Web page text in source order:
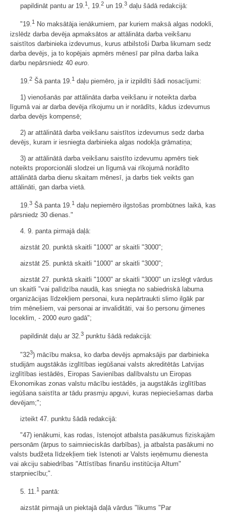
papildināt pantu ar 19.1 , 19.2 un 19.3 daļu šādā redakcijā:
"19.1
No maksātāja ienākumiem, par kuriem maksā algas nodokli,
izslēdz darba devēja apmaksātos ar attālināta darba veikšanu
saistītos darbinieka izdevumus, kurus atbilstoši Darba likumam sedz
darba devējs, ja to kopējais apmērs mēnesī par pilna darba laika
darbu nepārsniedz 40 euro
19. 2 Šā panta 19. 1 daļu piemēro, ja ir izpildīti šādi nosacījumi:
1) vienošanās par attālināta darba veikšanu ir noteikta darba
līgumā vai ar darba devēja rīkojumu un ir norādīts, kādus izdevumus
darba devējs kompensē;
2) ar attālinātā darba veikšanu saistītos izdevumus sedz darba
devējs, kuram ir iesniegta darbinieka algas nodokļa grāmatiņa;
3) ar attālinātā darba veikšanu saistīto izdevumu apmērs tiek
noteikts proporcionāli slodzei un līgumā vai rīkojumā norādīto
attālinātā darba dienu skaitam mēnesī, ja darbs tiek veikts gan
attālināti, gan darba vietā.
19.3 Šā panta 19.1 daļu nepiemēro ilgstošas prombūtnes laikā, kas
pārsniedz 30 dienas."
4. 9. panta pirmajā daļā:
aizstāt 20. punktā skaitli "1000" ar skaitli "3000";
aizstāt 25. punktā skaitli "1000" ar skaitli "3000";
aizstāt 27. punktā skaitli "1000" ar skaitli "3000" un izslēgt vārdus
un skaitli "vai palīdzība naudā, kas sniegta no sabiedriskā labuma
organizācijas līdzekļiem personai, kura nepārtraukti slimo ilgāk par
trim mēnešiem, vai personai ar invaliditāti, vai šo personu ģimenes
loceklim, - 2000 euro gadā";
papildināt daļu ar 32.3 punktu šādā redakcijā:
"323) mācību maksa, ko darba devējs apmaksājis par darbinieka
studijām augstākās izglītības iegūšanai valsts akreditētās Latvijas
izglītības iestādēs, Eiropas Savienības dalībvalstu un Eiropas
Ekonomikas zonas valstu mācību iestādēs, ja augstākās izglītības
iegūšana saistīta ar tādu prasmju apguvi, kuras nepieciešamas darba
devējam;";
izteikt 47. punktu šādā redakcijā:
"47) ienākumi, kas rodas, īstenojot atbalsta pasākumus fiziskajām
personām (ārpus to saimnieciskās darbības), ja atbalsta pasākumi no
valsts budžeta līdzekļiem tiek īstenoti ar Valsts ieņēmumu dienesta
vai akciju sabiedrības "Attīstības finanšu institūcija Altum"
starpniecību;".
5. 11.1 pantā:
aizstāt pirmajā un piektajā daļā vārdus "likums "Par